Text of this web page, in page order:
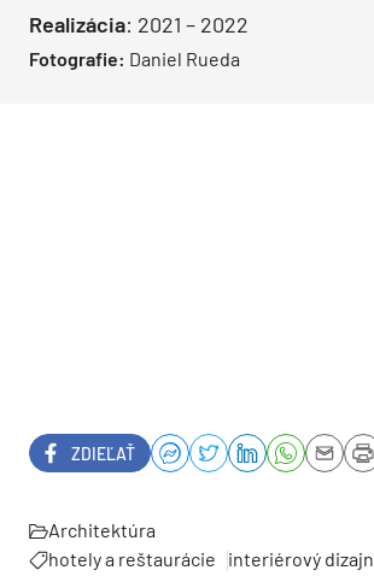
Realizácia: 2021 – 2022
Fotografie: Daniel Rueda
ZDIEĽAŤ
Architektúra
hotely a reštaurácie
interiérový dizajn